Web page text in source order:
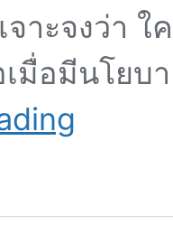
าะจงว่า ใ
มื่อมีนโยบ
เชียงใหม่